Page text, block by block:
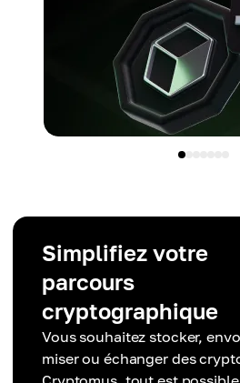
Simplifiez votre
parcours
cryptographique
Vous souhaitez stocker,
miser ou échanger des